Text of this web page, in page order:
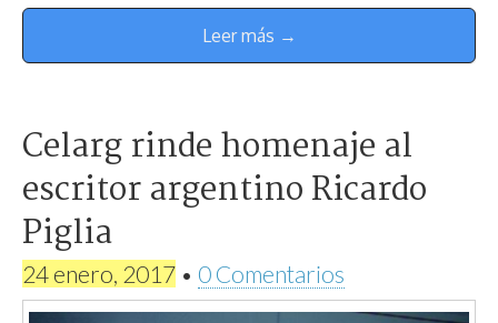
Leer más →
Celarg rinde homenaje al
escritor argentino Ricardo
Piglia
24 enero, 2017 • 0 Comentarios